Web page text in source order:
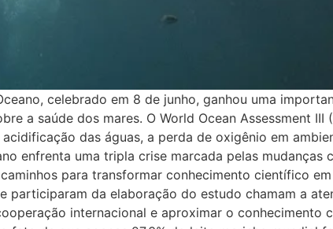
celebrado em 8 de junho, ganhou uma
a saúde dos mares. O World Ocean Assessment III
das águas, a perda de oxigênio em
enfrenta uma tripla crise marcada pelas mudanças
para transformar conhecimento científico
participaram da elaboração do estudo chamam a
internacional e aproximar o conhecimento